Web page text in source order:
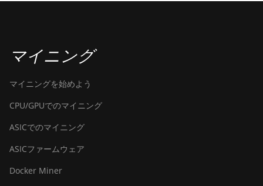
マイニング
マイニングを始めよう
CPU/GPUでのマイニング
ASICでのマイニング
ASICファームウェア
Docker Miner